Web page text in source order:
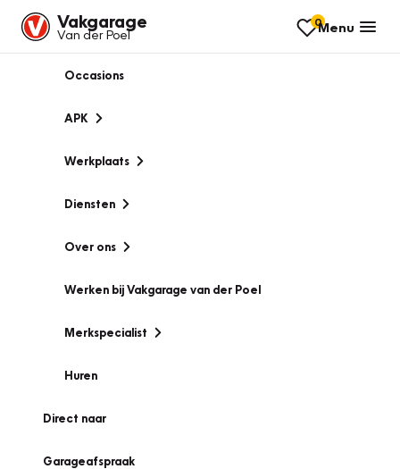
Vakgarage
Van der Poel
0Menu
Occasions
APK
Werkplaats
Diensten
Over ons
Werken bij Vakgarage van der Poel
Merkspecialist
Huren
Direct naar
Garageafspraak